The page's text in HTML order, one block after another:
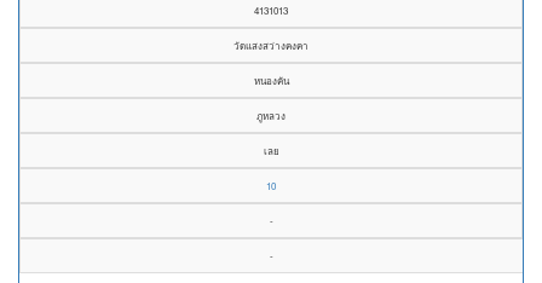
4131013
วัดแสงสว่างคงคา
หนองคัน
ภูหลวง
เลย
10
-
-